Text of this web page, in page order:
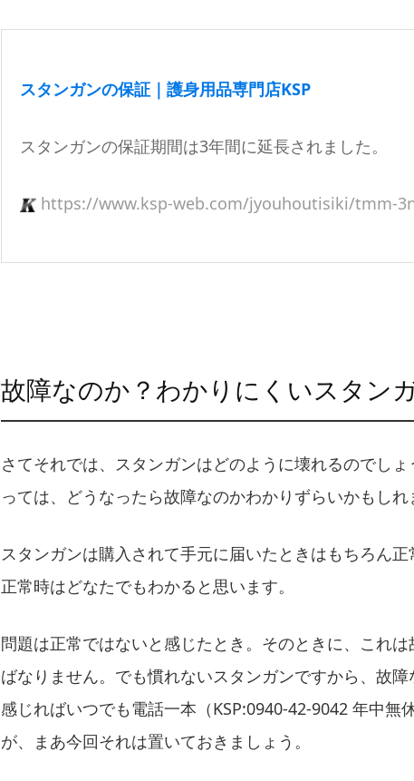
スタンガンの保証｜護身用品専門店KSP
スタンガンの保証期間は3年間に延長されました。
https://www.ksp-web.com/jyouhoutisiki/tmm-
故障なのか？わかりにくいスタン
さてそれでは、スタンガンはどのように壊れるのでし
っては、どうなったら故障なのかわかりずらいかもしれ
スタンガンは購入されて手元に届いたときはもちろん
正常時はどなたでもわかると思います。
問題は正常ではないと感じたとき。そのときに、これ
ばなりません。でも慣れないスタンガンですから、故
感じればいつでも電話一本（KSP:0940-42-9042 年中
が、まあ今回それは置いておきましょう。